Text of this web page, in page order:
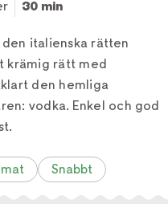
30 min
italienska rätten
krämig rätt med
den hemliga
vodka. Enkel och god
Snabbt